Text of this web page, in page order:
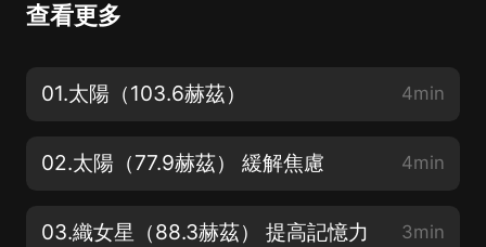
查看更多
01.太陽（103.6赫茲） 4min
02.太陽（77.9赫茲） 緩解焦慮 4min
03.織女星（88.3赫茲） 提高記憶力 3min